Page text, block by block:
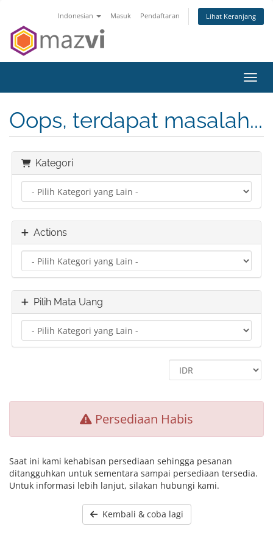
Indonesian Masuk Pendaftaran Lihat Keranjang
Oops, terdapat masalah...
Kategori
Actions
Pilih Mata Uang
Persediaan Habis
Saat ini kami kehabisan persediaan sehingga pesanan
ditangguhkan untuk sementara sampai persediaan tersedia.
Untuk informasi lebih lanjut, silakan hubungi kami.
Kembali & coba lagi